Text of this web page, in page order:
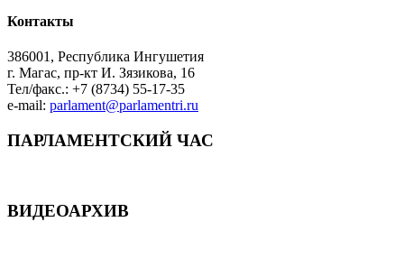
Контакты
386001, Республика Ингушетия
г. Магас, пр-кт И. Зязикова, 16
Тел/факс.: +7 (8734) 55-17-35
e-mail: parlament@parlamentri.ru
ПАРЛАМЕНТСКИЙ ЧАС
ВИДЕОАРХИВ